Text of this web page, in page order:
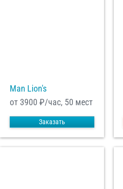
Man Lion's
от 3900 ₽/час, 50 мест
Заказать